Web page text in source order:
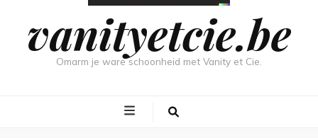
vanityetcie.be
Omarm je ware schoonheid met Vanity et Cie.